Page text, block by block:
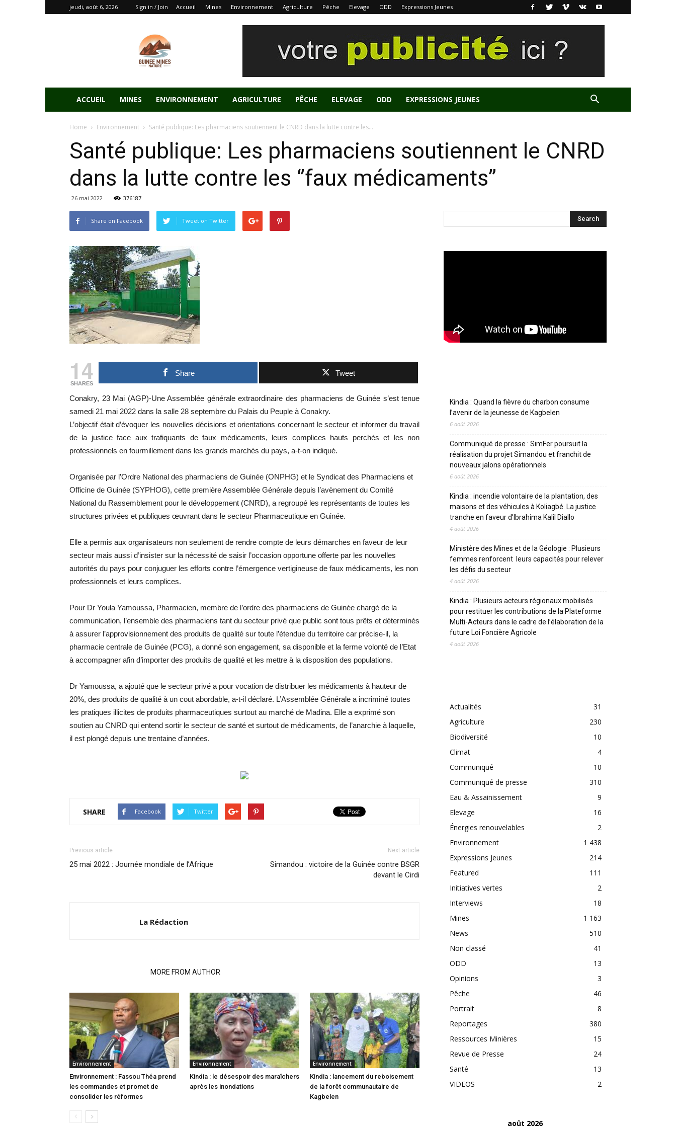
jeudi, août 6, 2026 Sign in / Join Accueil Mines Environnement Agriculture Pêche Elevage ODD Expressions Jeunes
ACCUEIL MINES ENVIRONNEMENT AGRICULTURE PÊCHE ELEVAGE ODD EXPRESSIONS JEUNES
Home Environnement Santé publique: Les pharmaciens soutiennent le CNRD dans la lutte contre les...
Santé publique: Les pharmaciens soutiennent le CNRD
dans la lutte contre les ‘’faux médicaments’’
26 mai 2022 376187
Share on Facebook Tweet on Twitter
14
SHARES
Share Tweet
Conakry, 23 Mai (AGP)-Une Assemblée générale extraordinaire des pharmaciens de Guinée s’est tenue
samedi 21 mai 2022 dans la salle 28 septembre du Palais du Peuple à Conakry.
L’objectif était d’évoquer les nouvelles décisions et orientations concernant le secteur et informer du travail
de la justice face aux trafiquants de faux médicaments, leurs complices hauts perchés et les non
professionnels en fourmillement dans les grands marchés du pays, a-t-on indiqué.
Organisée par l’Ordre National des pharmaciens de Guinée (ONPHG) et le Syndicat des Pharmaciens et
Officine de Guinée (SYPHOG), cette première Assemblée Générale depuis l’avènement du Comité
National du Rassemblement pour le développement (CNRD), a regroupé les représentants de toutes les
structures privées et publiques œuvrant dans le secteur Pharmaceutique en Guinée.
Elle a permis aux organisateurs non seulement de rendre compte de leurs démarches en faveur de leur
secteur mais aussi d’insister sur la nécessité de saisir l’occasion opportune offerte par les nouvelles
autorités du pays pour conjuguer les efforts contre l’émergence vertigineuse de faux médicaments, les non
professionnels et leurs complices.
Pour Dr Youla Yamoussa, Pharmacien, membre de l’ordre des pharmaciens de Guinée chargé de la
communication, l’ensemble des pharmaciens tant du secteur privé que public sont tous prêts et déterminés
à assurer l’approvisionnement des produits de qualité sur toute l’étendue du territoire car précise-il, la
pharmacie centrale de Guinée (PCG), a donné son engagement, sa disponible et la ferme volonté de l’Etat
à accompagner afin d’importer des produits de qualité et les mettre à la disposition des populations.
Dr Yamoussa, a ajouté que le secteur privé a pour vocation de distribuer les médicaments à hauteur de
20%, des produits de qualité à un cout abordable, a-t-il déclaré. L’Assemblée Générale a incriminé toutes
les pratiques illicites de produits pharmaceutiques surtout au marché de Madina. Elle a exprimé son
soutien au CNRD qui entend sortir le secteur de santé et surtout de médicaments, de l’anarchie à laquelle,
il est plongé depuis une trentaine d’années.
SHARE Facebook Twitter
Previous article
25 mai 2022 : Journée mondiale de l’Afrique
Next article
Simandou : victoire de la Guinée contre BSGR
devant le Cirdi
La Rédaction
MORE FROM AUTHOR
Environnement
Environnement : Fassou Théa prend
les commandes et promet de
consolider les réformes
Environnement
Kindia : le désespoir des maraîchers
après les inondations
Environnement
Kindia : lancement du reboisement
de la forêt communautaire de
Kagbelen
Kindia : Quand la fièvre du charbon consume
l’avenir de la jeunesse de Kagbelen
6 août 2026
Communiqué de presse : SimFer poursuit la
réalisation du projet Simandou et franchit de
nouveaux jalons opérationnels
6 août 2026
Kindia : incendie volontaire de la plantation, des
maisons et des véhicules à Koliagbé. La justice
tranche en faveur d’Ibrahima Kalil Diallo
4 août 2026
Ministère des Mines et de la Géologie : Plusieurs
femmes renforcent leurs capacités pour relever
les défis du secteur
4 août 2026
Kindia : Plusieurs acteurs régionaux mobilisés
pour restituer les contributions de la Plateforme
Multi-Acteurs dans le cadre de l’élaboration de la
future Loi Foncière Agricole
4 août 2026
Actualités
31
Agriculture
230
Biodiversité
10
Climat
4
Communiqué
10
Communiqué de presse
310
Eau & Assainissement
9
Elevage
16
Énergies renouvelables
2
Environnement
1 438
Expressions Jeunes
214
Featured
111
Initiatives vertes
2
Interviews
18
Mines
1 163
News
510
Non classé
41
ODD
13
Opinions
3
Pêche
46
Portrait
8
Reportages
380
Ressources Minières
15
Revue de Presse
24
Santé
13
VIDEOS
2
août 2026